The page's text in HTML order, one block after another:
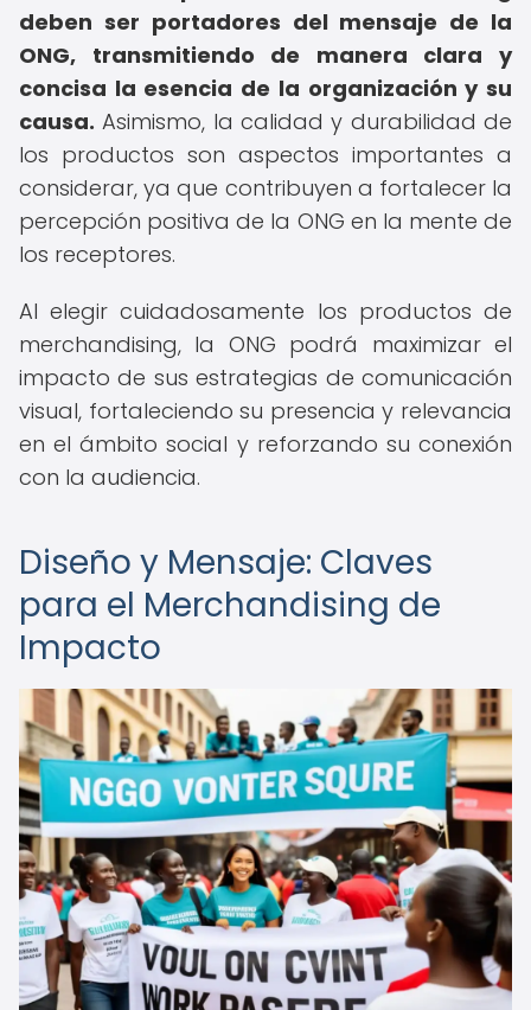
deben ser portadores del mensaje de la
ONG, transmitiendo de manera clara y
concisa la esencia de la organización y su
causa. Asimismo, la calidad y durabilidad de
los productos son aspectos importantes a
considerar, ya que contribuyen a fortalecer la
percepción positiva de la ONG en la mente de
los receptores.
Al elegir cuidadosamente los productos de
merchandising, la ONG podrá maximizar el
impacto de sus estrategias de comunicación
visual, fortaleciendo su presencia y relevancia
en el ámbito social y reforzando su conexión
con la audiencia.
Diseño y Mensaje: Claves
para el Merchandising de
Impacto